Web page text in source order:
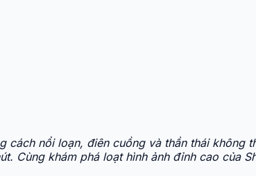
nổi loạn, điên cuồng và thần thái không
Cùng khám phá loạt hình ảnh đỉnh cao của